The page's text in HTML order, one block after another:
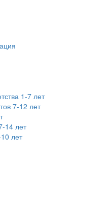
1-7 лет
7-12 лет
14 лет
лет